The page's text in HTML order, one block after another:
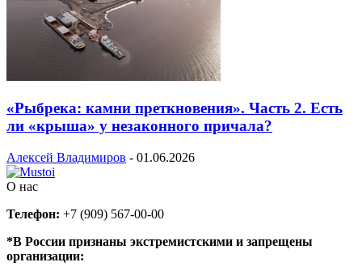
«Рыбрека: камни преткновения». Часть 2. Есть
ли «крыша» у незаконного причала?
Алексей Владимиров - 01.06.2026
О нас
Телефон: +7 (909) 567-00-00
*В России признаны экстремистскими и запрещены
организации: